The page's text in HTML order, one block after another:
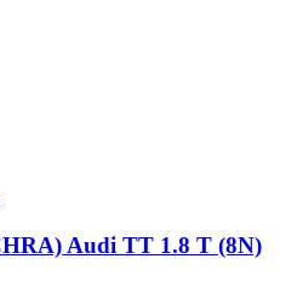
Audi TT 1.8 T (8N)